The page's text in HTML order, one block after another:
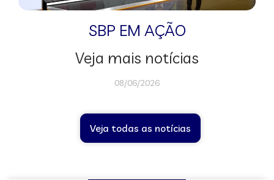
SBP EM AÇÃO
Veja mais notícias
08/06/2026
Veja todas as notícias